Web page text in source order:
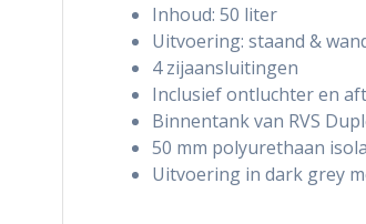
Inhoud: 50 liter
Uitvoering: staand &
4 zijaansluitingen
Inclusief ontluchter en
Binnentank van RVS
50 mm polyurethaan
Uitvoering in dark grey